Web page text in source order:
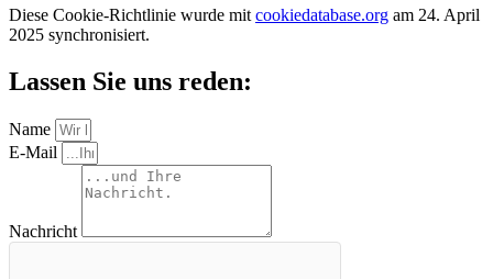
Diese Cookie-Richtlinie wurde mit cookiedatabase.org am 24. April
2025 synchronisiert.
Lassen Sie uns reden:
Name
E-Mail
Nachricht